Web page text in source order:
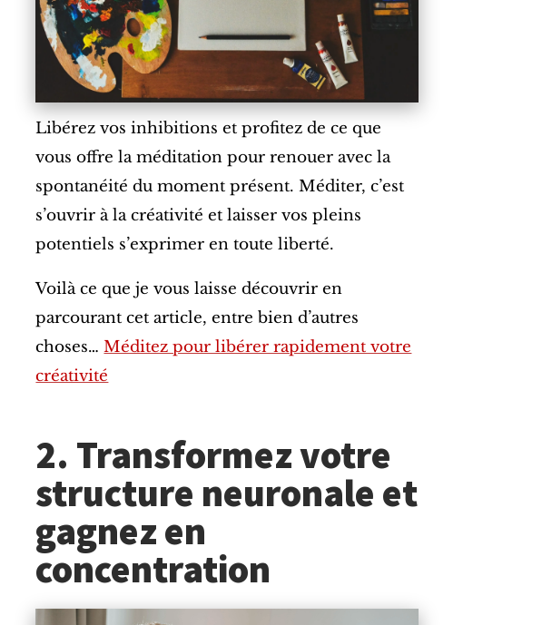
Libérez vos inhibitions et profitez de ce que
vous offre la méditation pour renouer avec la
spontanéité du moment présent. Méditer, c’est
s’ouvrir à la créativité et laisser vos pleins
potentiels s’exprimer en toute liberté.
Voilà ce que je vous laisse découvrir en
parcourant cet article, entre bien d’autres
choses… Méditez pour libérer rapidement votre
créativité
2. Transformez votre
structure neuronale et
gagnez en
concentration